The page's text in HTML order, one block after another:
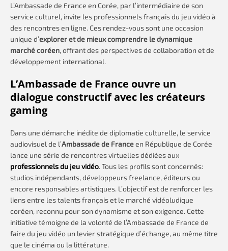
L’Ambassade de France en Corée, par l’intermédiaire de son
service culturel, invite les professionnels français du jeu vidéo à
des rencontres en ligne. Ces rendez-vous sont une occasion
unique d’explorer et de mieux comprendre le dynamique
marché coréen, offrant des perspectives de collaboration et de
développement international.
L’Ambassade de France ouvre un
dialogue constructif avec les créateurs
gaming
Dans une démarche inédite de diplomatie culturelle, le service
audiovisuel de l’Ambassade de Franceen République de Corée
lance une série de rencontres virtuelles dédiées aux
professionnels du jeu vidéo. Tous les profils sont concernés:
studios indépendants, développeurs freelance, éditeurs ou
encore responsables artistiques. L’objectif est de renforcer les
liens entre les talents français et le marché vidéoludique
coréen, reconnu pour son dynamisme et son exigence. Cette
initiative témoigne de la volonté de l’Ambassade de France de
faire du jeu vidéo un levier stratégique d’échange, au même titre
que le cinéma ou la littérature.